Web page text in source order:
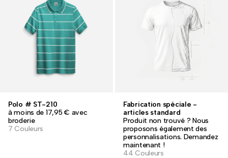
Polo # ST-210
à moins de 17,95 € avec
broderie
7 Couleurs
Fabrication spéciale -
articles standard
Produit non trouvé ? Nous
proposons également des
personnalisations. Demandez
maintenant !
44 Couleurs